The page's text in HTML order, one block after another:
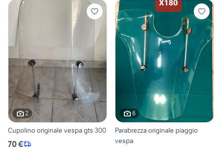
2
Cupolino originale vespa gts 300
70 €
6
Parabrezza originale piaggio
vespa